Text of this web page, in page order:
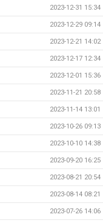
2023-12-31 15:34
2023-12-29 09:14
2023-12-21 14:02
2023-12-17 12:34
2023-12-01 15:36
2023-11-21 20:58
2023-11-14 13:01
2023-10-26 09:13
2023-10-10 14:38
2023-09-20 16:25
2023-08-21 20:54
2023-08-14 08:21
2023-07-26 14:06